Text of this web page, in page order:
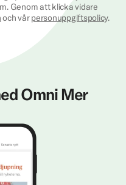
Genom att klicka vidare
och vårpersonuppgiftspolicy.
Omni Mer